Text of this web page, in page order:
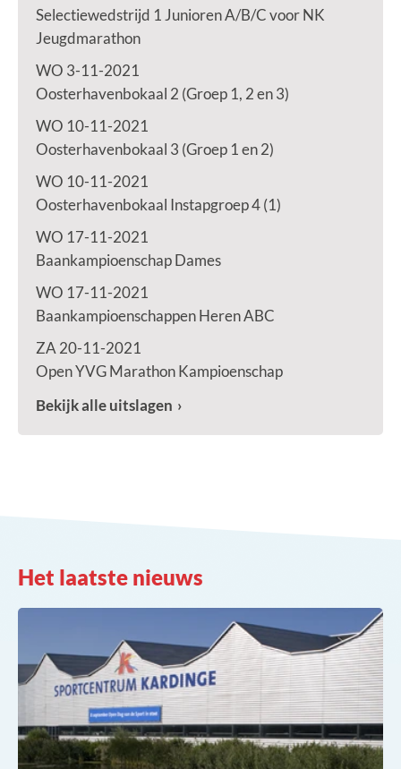
Selectiewedstrijd 1 Junioren A/B/C voor NK
Jeugdmarathon
WO 3-11-2021
Oosterhavenbokaal 2 (Groep 1, 2 en 3)
WO 10-11-2021
Oosterhavenbokaal 3 (Groep 1 en 2)
WO 10-11-2021
Oosterhavenbokaal Instapgroep 4 (1)
WO 17-11-2021
Baankampioenschap Dames
WO 17-11-2021
Baankampioenschappen Heren ABC
ZA 20-11-2021
Open YVG Marathon Kampioenschap
Bekijk alle uitslagen
Het laatste nieuws